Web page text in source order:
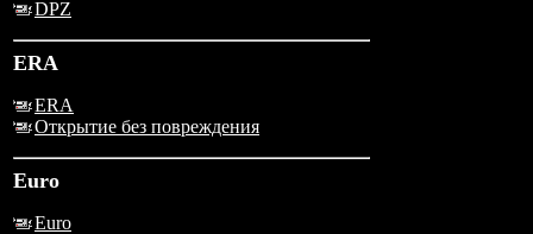
DPZ
ERA
ERA
Открытие без повреждения
Euro
Euro